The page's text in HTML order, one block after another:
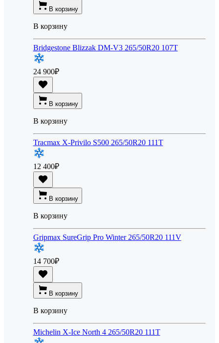
В корзину
В корзину
Bridgestone Blizzak DM-V3 265/50R20 107T
24 900₽
В корзину
В корзину
Tracmax X-Privilo S500 265/50R20 111T
12 400₽
В корзину
В корзину
Gripmax SureGrip Pro Winter 265/50R20 111V
14 700₽
В корзину
В корзину
Michelin X-Ice North 4 265/50R20 111T